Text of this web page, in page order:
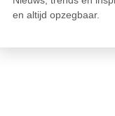
en altijd opzegbaar.